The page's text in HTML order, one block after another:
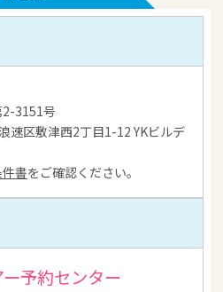
3151号
速区敷津西2丁目1-12 YKビルデ
書をご確認ください。
予約センター